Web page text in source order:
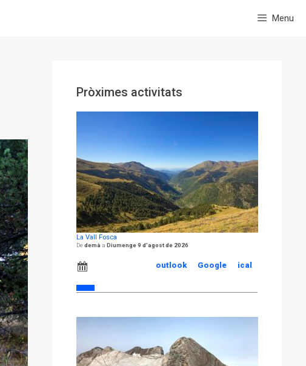
Menu
Pròximes activitats
La Vall Fosca
demà Diumenge 9 d'agost de 2026
ical
Google
outlook